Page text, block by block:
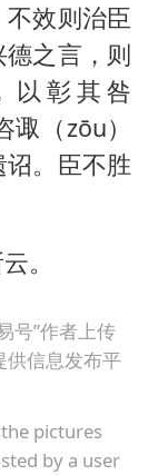
效则治臣
之言，则
以彰其咎
（zōu）
。臣不胜
。
号”作者上传
供信息发布平
pictures
by a user